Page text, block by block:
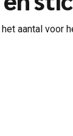
aantal voor